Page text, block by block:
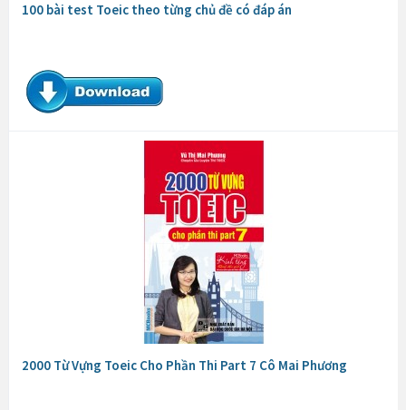
100 bài test Toeic theo từng chủ đề có đáp án
2000 Từ Vựng Toeic Cho Phần Thi Part 7 Cô Mai Phương